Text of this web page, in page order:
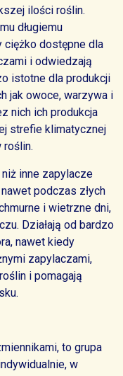
ilości roślin.
długiemu
dostępne dla
i odwiedzają
istotne dla produkcji
jak owoce, warzywa i
nich ich produkcja
strefie klimatycznej
roślin.
inne zapylacze
podczas złych
i wietrzne dni,
Działają od bardzo
nawet kiedy
zapylaczami,
i pomagają
to grupa
w